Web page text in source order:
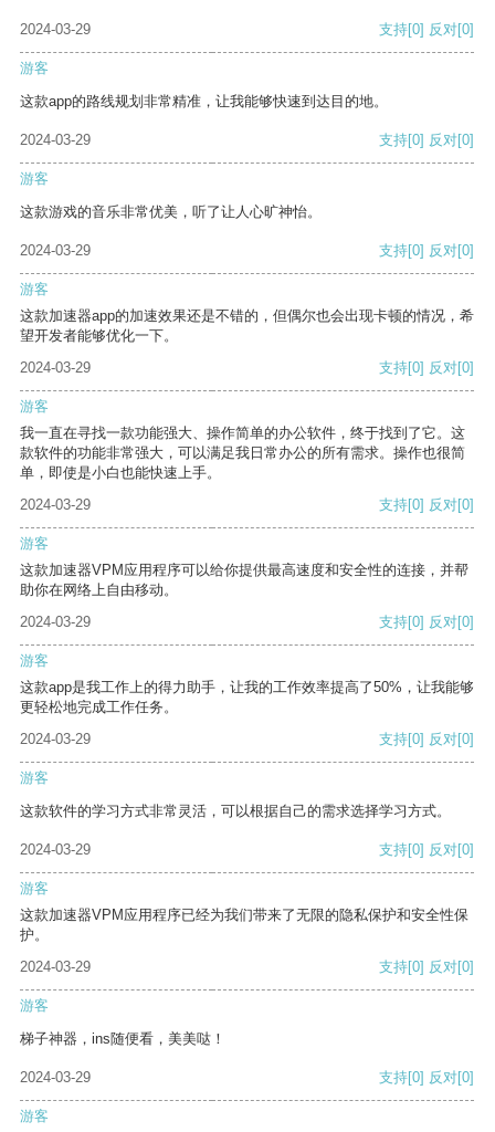
2024-03-29 支持[0] 反对[0]
游客
这款app的路线规划非常精准，让我能够快速到达目的地。
2024-03-29 支持[0] 反对[0]
游客
这款游戏的音乐非常优美，听了让人心旷神怡。
2024-03-29 支持[0] 反对[0]
游客
这款加速器app的加速效果还是不错的，但偶尔也会出现卡顿的情况，希
望开发者能够优化一下。
2024-03-29
支持[0] 反对[0]
游客
我一直在寻找一款功能强大、操作简单的办公软件，终于找到了它。这
款软件的功能非常强大，可以满足我日常办公的所有需求。操作也很简
单，即使是小白也能快速上手。
2024-03-29
支持[0] 反对[0]
游客
这款加速器VPM应用程序可以给你提供最高速度和安全性的连接，并帮
助你在网络上自由移动。
2024-03-29
支持[0] 反对[0]
游客
这款app是我工作上的得力助手，让我的工作效率提高了50%，让我能够
更轻松地完成工作任务。
2024-03-29
支持[0] 反对[0]
游客
这款软件的学习方式非常灵活，可以根据自己的需求选择学习方式。
2024-03-29 支持[0] 反对[0]
游客
这款加速器VPM应用程序已经为我们带来了无限的隐私保护和安全性保
护。
2024-03-29
支持[0] 反对[0]
游客
梯子神器，ins随便看，美美哒！
2024-03-29 支持[0] 反对[0]
游客